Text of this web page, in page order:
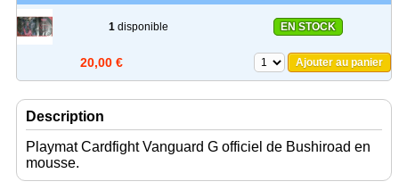
1 disponible EN STOCK
20,00 € Ajouter au panier
Description
Playmat Cardfight Vanguard G officiel de Bushiroad en
mousse.